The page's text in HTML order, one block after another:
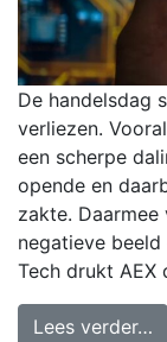
De handelsdag
verliezen.
een scherpe
opende en
zakte.
negatieve
Tech drukt
Lees verder…